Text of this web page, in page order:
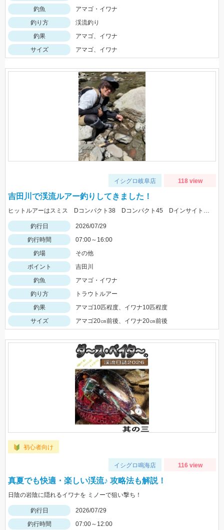
釣魚
アマゴ・イワナ
釣り方
渓流釣り
釣果
アマゴ、イワナ
サイズ
アマゴ、イワナ
イシグロ岐阜店 118 view
吉田川で渓流ルアー釣りしてきました！
ヒットルアーはスミス Dコンパクト38 Dコンパクト45 Dインサイト44 を使用。体高の良いアマゴ多く、楽しめました。
釣行日
2026/07/29
釣行時間
07:00～16:00
釣場
その他
ポイント
吉田川
釣魚
アマゴ・イワナ
釣り方
トラウトルアー
釣果
アマゴ10匹程度、イワナ10匹程度
サイズ
アマゴ20㎝前後、イワナ20㎝前後
初心者向け
イシグロ鳴海店 116 view
真夏でも快適・楽しい渓流♪ 攻略法も解説！
日陰の岩陰に隠れるイワナを ミノーで狙い撃ち！
釣行日
2026/07/29
釣行時間
07:00～12:00